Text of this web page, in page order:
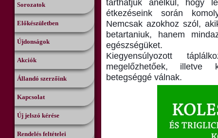
Sorozatok
Előkészületben
Újdonságok
Akciók
Állandó szerzőink
Kapcsolat
Új jelszó kérése
Rendelés feltételei
tarthatjuk anélkül, hogy
étkezéseink során
Nemcsak azokhoz szól,
betartaniuk, hanem
egészségüket.
Kiegyensúlyozott
megelőzhetőek, illetve
betegséggé válnak.